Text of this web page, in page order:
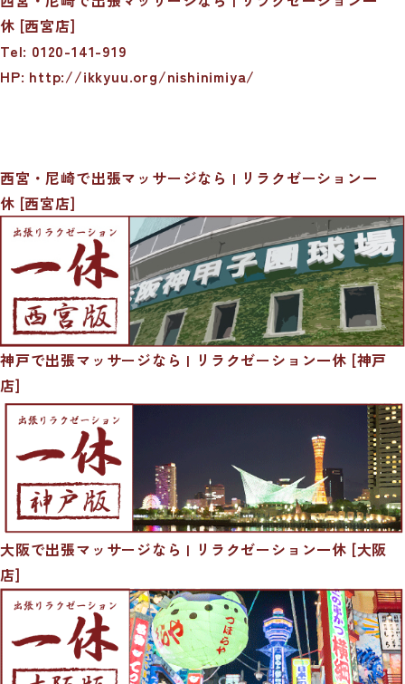
休 [西宮店]
Tel: 0120-141-919
HP: http://ikkyuu.org/nishinimiya/
西宮・尼崎で出張マッサージなら | リラクゼーション一
休 [西宮店]
神戸で出張マッサージなら | リラクゼーション一休 [神戸
店]
大阪で出張マッサージなら | リラクゼーション一休 [大阪
店]